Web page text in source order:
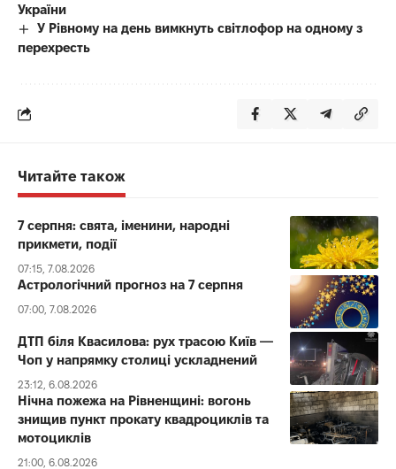
України
У Рівному на день вимкнуть світлофор на одному з
перехресть
Читайте також
7 серпня: свята, іменини, народні
прикмети, події
07:15, 7.08.2026
Астрологічний прогноз на 7 серпня
07:00, 7.08.2026
ДТП біля Квасилова: рух трасою Київ —
Чоп у напрямку столиці ускладнений
23:12, 6.08.2026
Нічна пожежа на Рівненщині: вогонь
знищив пункт прокату квадроциклів та
мотоциклів
21:00, 6.08.2026